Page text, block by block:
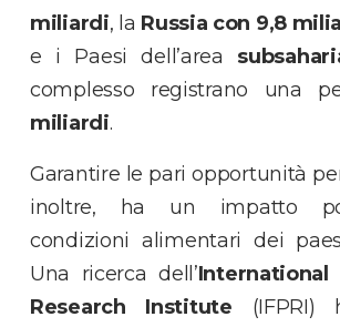
miliardi, la Russia con 9,8
e i Paesi dell’area
complesso registrano una
miliardi.
Garantire le pari opportunità
inoltre, ha un impatto
condizioni alimentari dei
Una ricerca dell’International
Research Institute (IFPRI)